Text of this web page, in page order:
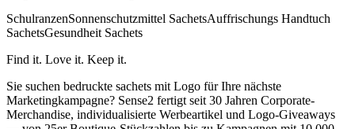
SchulranzenSonnenschutzmittel SachetsAuffrischungs Handtuch
SachetsGesundheit Sachets
Find it. Love it. Keep it.
Sie suchen bedruckte sachets mit Logo für Ihre nächste
Marketingkampagne? Sense2 fertigt seit 30 Jahren Corporate-
Merchandise, individualisierte Werbeartikel und Logo-Giveaways